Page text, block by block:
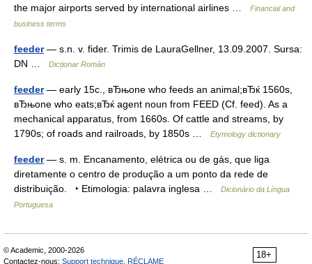
the major airports served by international airlines …
Financial and
business terms
feeder— s.n. v. fider. Trimis de LauraGellner, 13.09.2007. Sursa:
DN …
Dicționar Român
feeder— early 15c., вЂњone who feeds an animal;вЂќ 1560s,
вЂњone who eats;вЂќ agent noun from FEED (Cf. feed). As a
mechanical apparatus, from 1660s. Of cattle and streams, by
1790s; of roads and railroads, by 1850s …
Etymology dictionary
feeder— s. m. Encanamento, elétrica ou de gás, que liga
diretamente o centro de produção a um ponto da rede de
distribuição. ‣ Etimologia: palavra inglesa …
Dicionário da Língua
Portuguesa
18+
© Academic, 2000-2026
Contactez-nous: Support technique RÉCLAME